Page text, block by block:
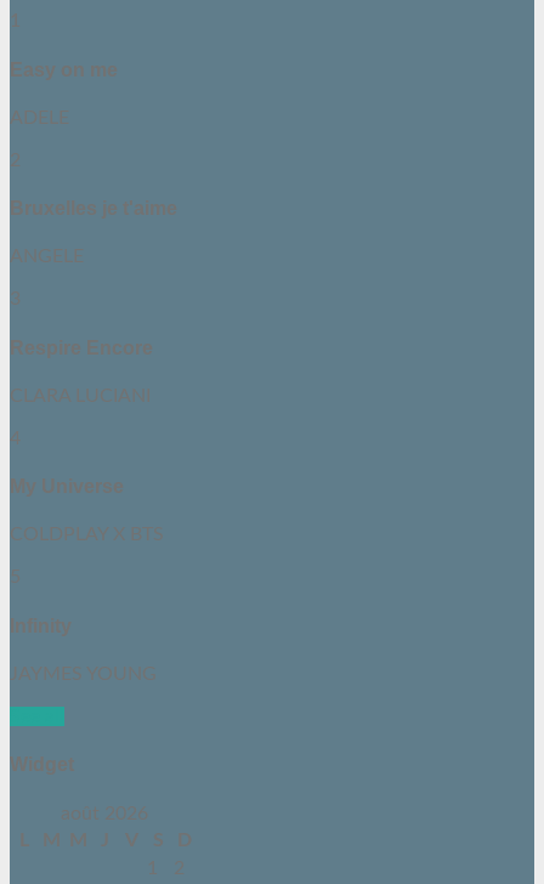
1
Easy on me
ADELE
2
Bruxelles je t'aime
ANGELE
3
Respire Encore
CLARA LUCIANI
4
My Universe
COLDPLAY X BTS
5
Infinity
JAYMES YOUNG
Widget
août 2026
L
M M J V S
D
1
2